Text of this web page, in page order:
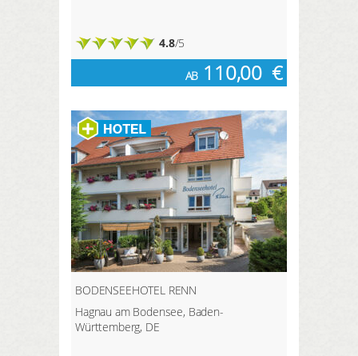
4.8/5
AB 110,00 €
BODENSEEHOTEL RENN
Hagnau am Bodensee, Baden-
Württemberg, DE